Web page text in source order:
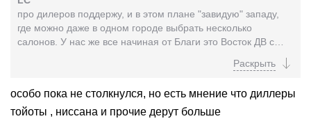
про дилеров поддержу, и в этом плане "завидую" западу,
где можно даже в одном городе выбрать несколько
салонов. У нас же все начиная от Благи это Восток ДВ с
особо пока не столкнулся, но есть мнение что диллеры
тойоты , ниссана и прочие дерут больше